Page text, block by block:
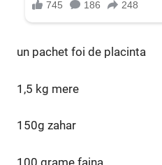
un pachet foi de placinta
1,5 kg mere
150g zahar
100 grame faina